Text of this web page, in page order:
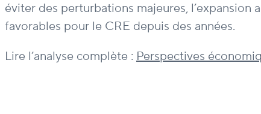
éviter des perturbations majeures, l’expansion
favorables pour le CRE depuis des années.
Lire l’analyse complète : Perspectives